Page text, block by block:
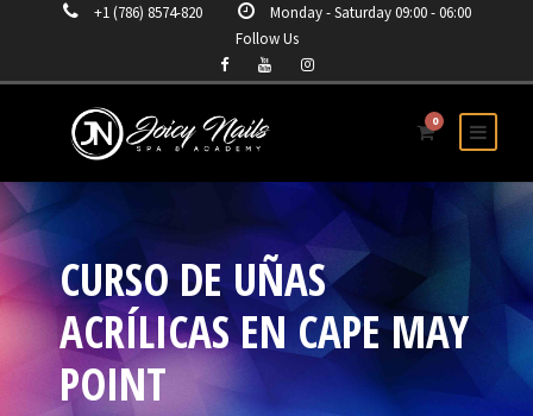
+1 (786) 8574-820
Monday - Saturday 09:00 - 06:00
Follow Us
0
CURSO DE UÑAS
ACRÍLICAS EN CAPE MAY
POINT